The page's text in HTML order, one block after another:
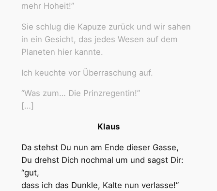
mehr Hoheit!”
Sie schlug die Kapuze zurück und wir sahen
in ein Gesicht, das jedes Wesen auf dem
Planeten hier kannte.
Ich keuchte vor Überraschung auf.
“Was zum… Die Prinzregentin!”
[…]
Klaus
Da stehst Du nun am Ende dieser Gasse,
Du drehst Dich nochmal um und sagst Dir:
“gut,
dass ich das Dunkle, Kalte nun verlasse!”